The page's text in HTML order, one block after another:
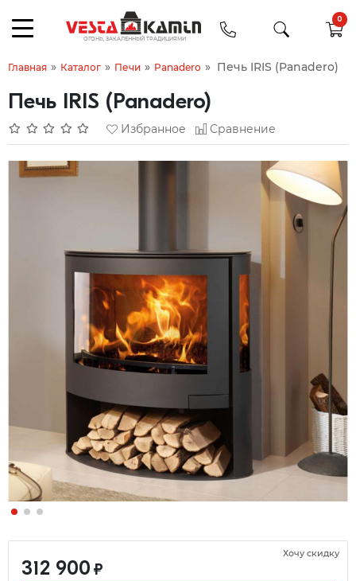
0
Главная » Каталог » Печи » Panadero » Печь IRIS (Panadero)
Печь IRIS (Panadero)
Избранное Сравнение
312 900 ₽
Хочу скидку